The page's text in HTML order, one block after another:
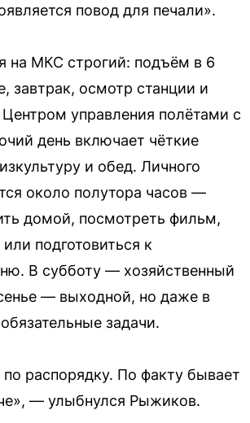
повод для печали».
на МКС строгий: подъём в 6
завтрак, осмотр станции и
управления полётами с
день включает чёткие
и обед. Личного
около полутора часов —
домой, посмотреть фильм,
или подготовиться к
В субботу — хозяйственный
— выходной, но даже в
задачи.
распорядку. По факту бывает
— улыбнулся Рыжиков.